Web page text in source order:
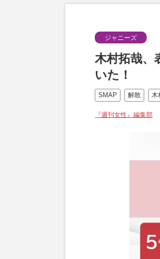
ジャニーズ
木村拓哉、
いた！
SMAP 解散 木
『週刊女性』編集部